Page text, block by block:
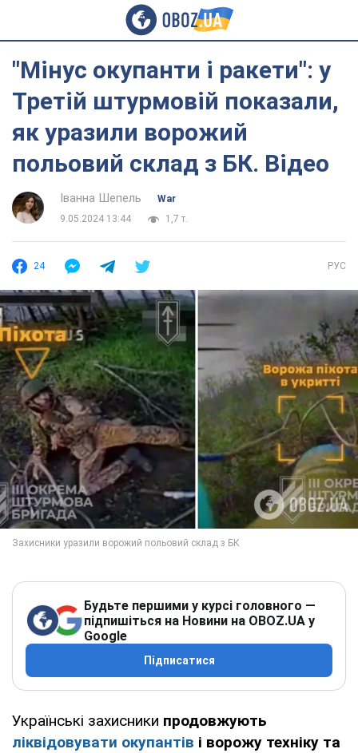
"Мінус окупанти і ракети": у
Третій штурмовій показали,
як уразили ворожий
польовий склад з БК. Відео
Іванна Шепель
War
9.05.2024 13:44
1,7 т.
24 РУС
Будьте першими у курсі головного —
підпишіться на Новини на OBOZ.UA у
Google
Підписатися
Українські захисники продовжують
ліквідовувати окупантів і ворожу техніку та